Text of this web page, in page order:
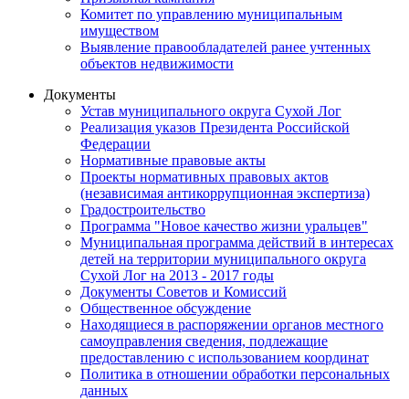
Комитет по управлению муниципальным
имуществом
Выявление правообладателей ранее учтенных
объектов недвижимости
Документы
Устав муниципального округа Сухой Лог
Реализация указов Президента Российской
Федерации
Нормативные правовые акты
Проекты нормативных правовых актов
(независимая антикоррупционная экспертиза)
Градостроительство
Программа "Новое качество жизни уральцев"
Муниципальная программа действий в интересах
детей на территории муниципального округа
Сухой Лог на 2013 - 2017 годы
Документы Советов и Комиссий
Общественное обсуждение
Находящиеся в распоряжении органов местного
самоуправления сведения, подлежащие
предоставлению с использованием координат
Политика в отношении обработки персональных
данных